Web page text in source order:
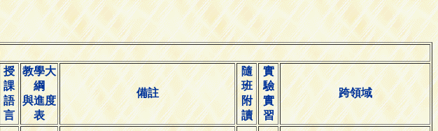
授
課
語
言
教學大
綱
與進度
表
備註
隨
班
附
讀
實
驗
實
習
跨領域